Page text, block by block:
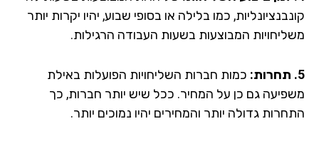
כמו בלילה או בסופי שבוע, יהיו יקרות יותר
המבוצעות בשעות העבודה הרגילות.
כמות חברות השליחויות הפועלות באילת
גם כן על המחיר. ככל שיש יותר חברות, כך
גדולה יותר והמחירים יהיו נמוכים יותר.